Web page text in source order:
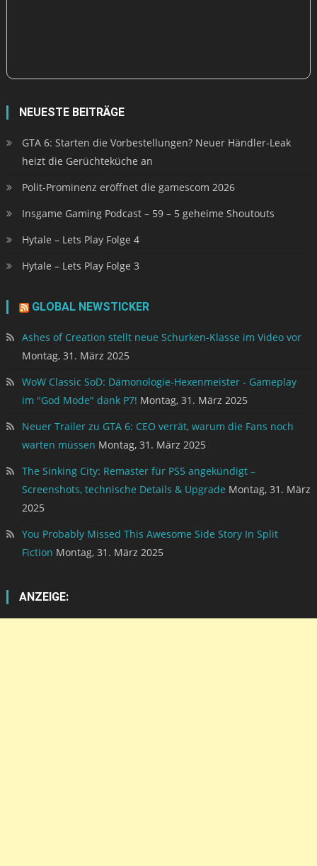
NEUESTE BEITRÄGE
GTA 6: Starten die Vorbestellungen? Neuer Händler-Leak
heizt die Gerüchteküche an
Polit-Prominenz eröffnet die gamescom 2026
Insgame Gaming Podcast – 59 – 5 geheime Shoutouts
Hytale – Lets Play Folge 4
Hytale – Lets Play Folge 3
GLOBAL NEWSTICKER
Ashes of Creation stellt neue Schurken-Klasse im Video vor
Montag, 31. März 2025
WoW Classic SoD: Dämonologie-Hexenmeister - Gameplay
im "God Mode" dank P7! Montag, 31. März 2025
Neuer Trailer zu GTA 6: CEO verrät, warum die Fans noch
warten müssen Montag, 31. März 2025
The Sinking City: Remaster für PS5 angekündigt –
Screenshots, technische Details & Upgrade Montag, 31. März
2025
You Probably Missed This Awesome Side Story In Split
Fiction Montag, 31. März 2025
ANZEIGE: